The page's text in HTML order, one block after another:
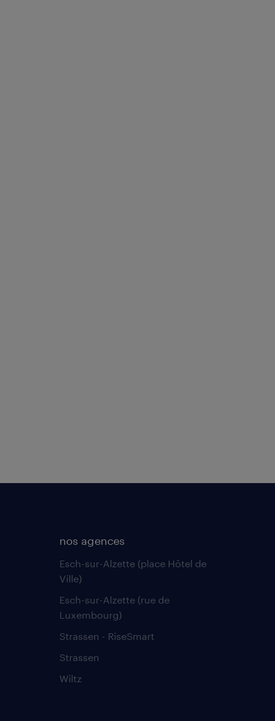
nos agences
Esch-sur-Alzette (place Hôtel de
Ville)
Esch-sur-Alzette (rue de
Luxembourg)
Strassen - RiseSmart
Strassen
Wiltz